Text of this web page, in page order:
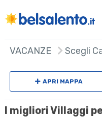
VACANZE Scegli
APRI MAPPA
I migliori Villaggi
+